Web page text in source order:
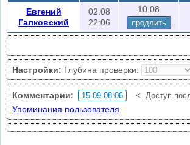
скрытых сообществ. Глубина проверки -
добавляет в проверку комментариев ваши
друзья, кому ставились лайки и
Авторизируйтесьчтобы уменьшить кол-во
нужна авторизация?
Евгений
Галковский
02.08
22:06
10.08
продлить
Настройки: Глубина проверки:
Комментарии: <- Доступ
Упоминания пользователя